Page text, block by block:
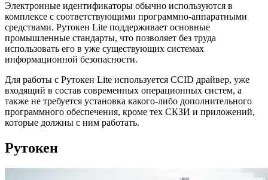
Электронные идентификаторы обычно используются в
комплексе с соответствующими программно-аппаратными
средствами. Рутокен Lite поддерживает основные
промышленные стандарты, что позволяет без труда
использовать его в уже существующих системах
информационной безопасности.
Для работы с Рутокен Lite используется CCID драйвер, уже
входящий в состав современных операционных систем, а
также не требуется установка какого-либо дополнительного
программного обеспечения, кроме тех СКЗИ и приложений,
которые должны с ним работать.
Рутокен